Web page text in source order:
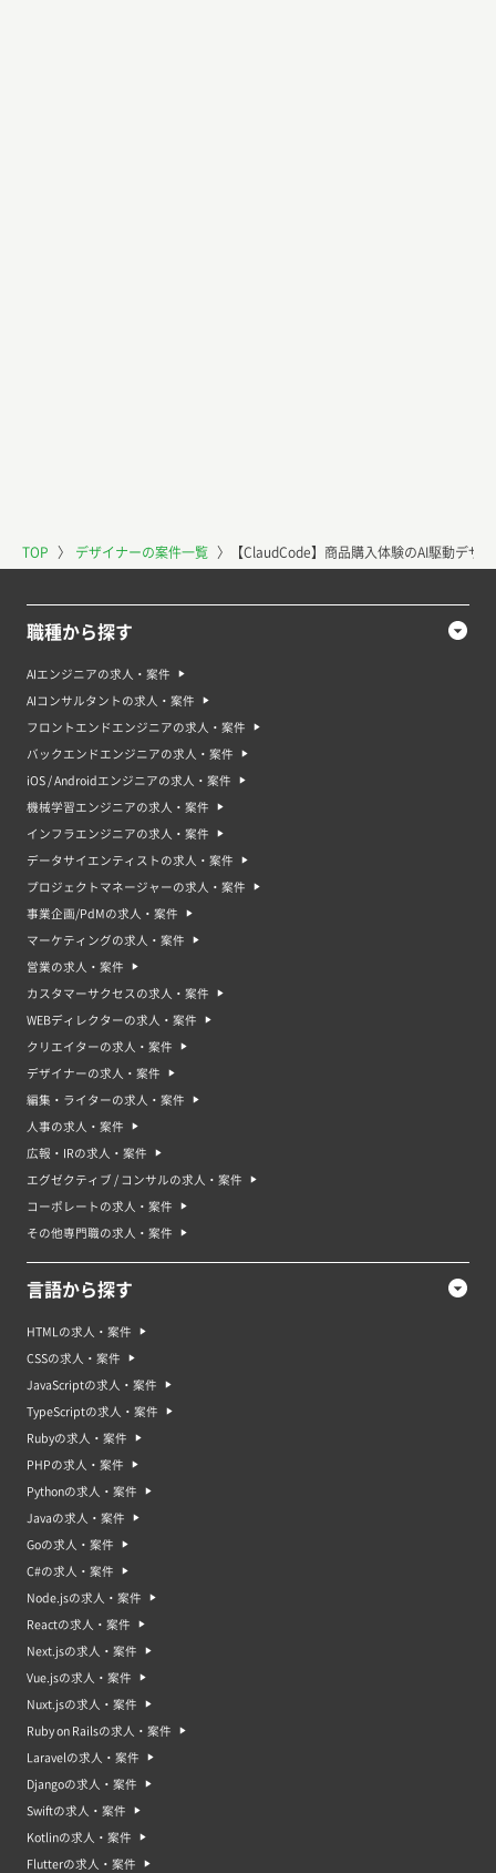
TOP 〉 デザイナーの案件一覧 〉 【ClaudCode】商品購入体験のAI駆動デザ
職種から探す
AIエンジニアの求人・案件
AIコンサルタントの求人・案件
フロントエンドエンジニアの求人・案件
バックエンドエンジニアの求人・案件
iOS / Androidエンジニアの求人・案件
機械学習エンジニアの求人・案件
インフラエンジニアの求人・案件
データサイエンティストの求人・案件
プロジェクトマネージャーの求人・案件
事業企画/PdMの求人・案件
マーケティングの求人・案件
営業の求人・案件
カスタマーサクセスの求人・案件
WEBディレクターの求人・案件
クリエイターの求人・案件
デザイナーの求人・案件
編集・ライターの求人・案件
人事の求人・案件
広報・IRの求人・案件
エグゼクティブ / コンサルの求人・案件
コーポレートの求人・案件
その他専門職の求人・案件
言語から探す
HTMLの求人・案件
CSSの求人・案件
JavaScriptの求人・案件
TypeScriptの求人・案件
Rubyの求人・案件
PHPの求人・案件
Pythonの求人・案件
Javaの求人・案件
Goの求人・案件
C#の求人・案件
Node.jsの求人・案件
Reactの求人・案件
Next.jsの求人・案件
Vue.jsの求人・案件
Nuxt.jsの求人・案件
Ruby on Railsの求人・案件
Laravelの求人・案件
Djangoの求人・案件
Swiftの求人・案件
Kotlinの求人・案件
Flutterの求人・案件